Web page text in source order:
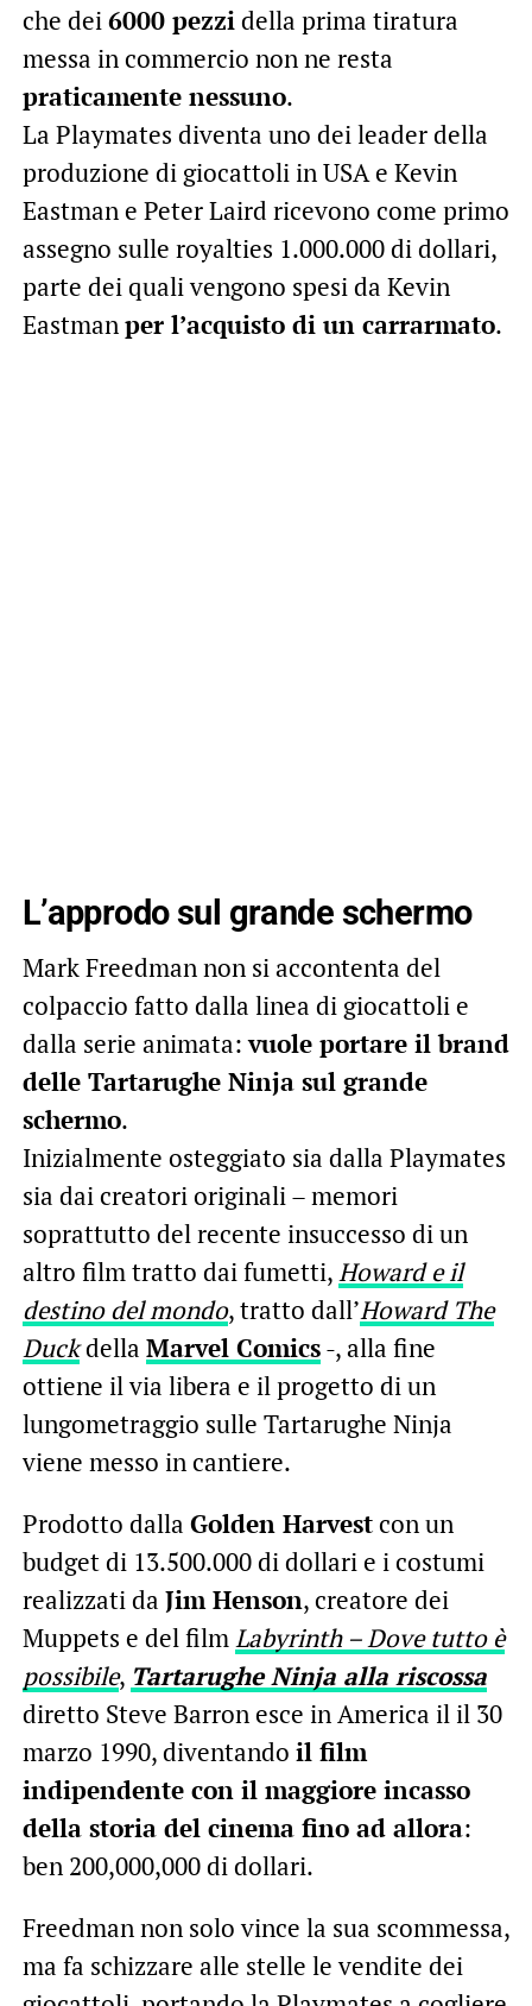
che dei6000 pezzidella prima tiratura
messa in commercio non ne resta
praticamente nessuno.
La Playmates diventa uno dei leader della
produzione di giocattoli in USA e Kevin
Eastman e Peter Laird ricevono come primo
assegno sulle royalties 1.000.000 di dollari,
parte dei quali vengono spesi da Kevin
Eastmanper l’acquisto di un carrarmato.
L’approdo sul grande schermo
Mark Freedman non si accontenta del
colpaccio fatto dalla linea di giocattoli e
dalla serie animata:vuole portare il brand
delle Tartarughe Ninja sul grande
schermo.
Inizialmente osteggiato sia dalla Playmates
sia dai creatori originali – memori
soprattutto del recente insuccesso di un
altro film tratto dai fumetti, Howard e il
destino del mondo, tratto dall’Howard The
Duckdella Marvel Comics-, alla fine
ottiene il via libera e il progetto di un
lungometraggio sulle Tartarughe Ninja
viene messo in cantiere.
Prodotto dalla Golden Harvestcon un
budget di 13.500.000 di dollari e i costumi
realizzati da Jim Henson, creatore dei
Muppets e del film Labyrinth – Dove tutto è
possibile, Tartarughe Ninja alla riscossa
diretto Steve Barron esce in America il il 30
marzo 1990, diventando il film
indipendente con il maggiore incasso
della storia del cinema fino ad allora:
ben 200,000,000 di dollari.
Freedman non solo vince la sua scommessa,
ma fa schizzare alle stelle le vendite dei